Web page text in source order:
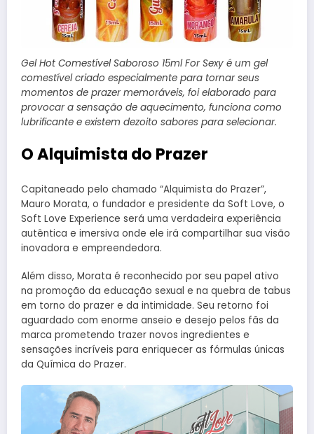
Gel Hot Comestível Saboroso 15ml For Sexy é um gel
comestível criado especialmente para tornar seus
momentos de prazer memoráveis, foi elaborado para
provocar a sensação de aquecimento, funciona como
lubrificante e existem dezoito sabores para selecionar.
O Alquimista do Prazer
Capitaneado pelo chamado “Alquimista do Prazer”,
Mauro Morata, o fundador e presidente da Soft Love, o
Soft Love Experience será uma verdadeira experiência
autêntica e imersiva onde ele irá compartilhar sua visão
inovadora e empreendedora.
Além disso, Morata é reconhecido por seu papel ativo
na promoção da educação sexual e na quebra de tabus
em torno do prazer e da intimidade. Seu retorno foi
aguardado com enorme anseio e desejo pelos fãs da
marca prometendo trazer novos ingredientes e
sensações incríveis para enriquecer as fórmulas únicas
da Química do Prazer.